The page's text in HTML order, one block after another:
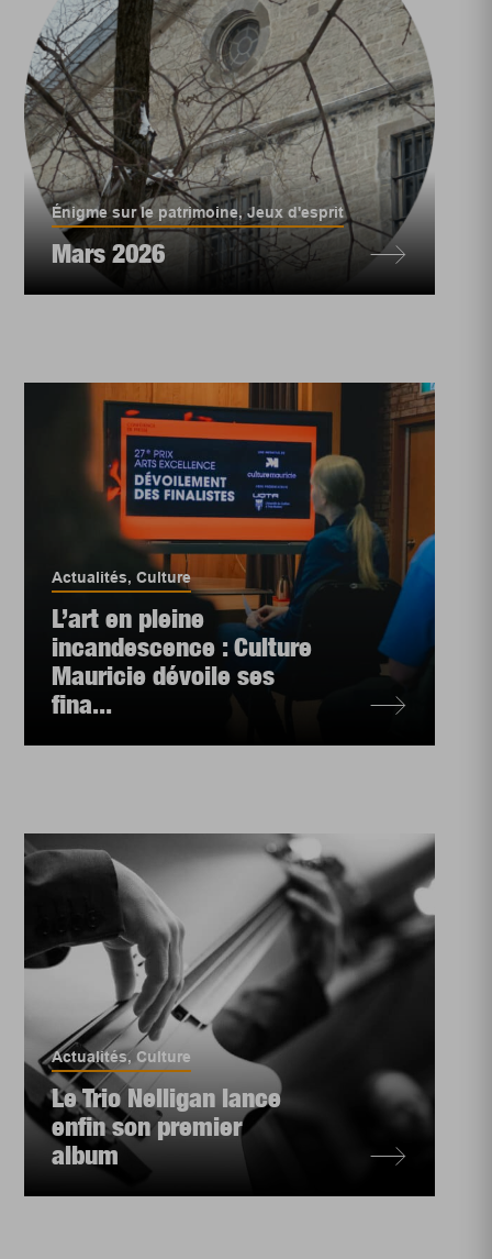
Énigme sur le patrimoine,Jeux d'esprit
Mars 2026
Actualités,Culture
L’art en pleine
incandescence : Culture
Mauricie dévoile ses
fina...
Actualités, Culture
Le Trio Nelligan lance
enfin son premier
album